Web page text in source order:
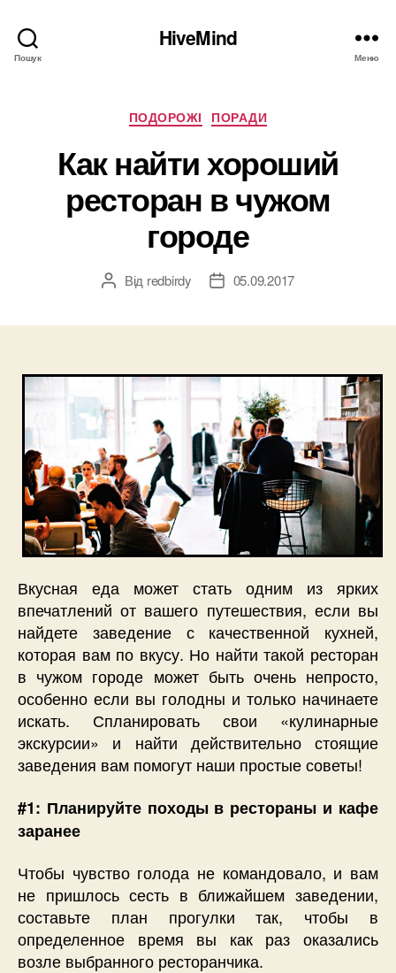
Пошук
HiveMind
Меню
Категорії
ПОДОРОЖІ ПОРАДИ
Как найти хороший
ресторан в чужом
городе
Автор
Від redbirdy
Дата05.09.2017
Вкусная еда может стать одним из ярких
впечатлений от вашего путешествия, если вы
найдете заведение с качественной кухней,
которая вам по вкусу. Но найти такой ресторан
в чужом городе может быть очень непросто,
особенно если вы голодны и только начинаете
искать. Спланировать свои «кулинарные
экскурсии» и найти действительно стоящие
заведения вам помогут наши простые советы!
#1: Планируйте походы в рестораны и кафе
заранее
Чтобы чувство голода не командовало, и вам
не пришлось сесть в ближайшем заведении,
составьте план прогулки так, чтобы в
определенное время вы как раз оказались
возле выбранного ресторанчика.